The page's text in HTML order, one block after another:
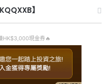
】
HK$3,000現金券🔥